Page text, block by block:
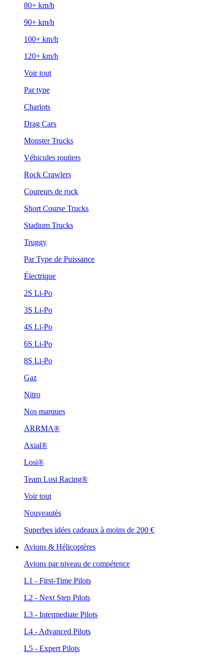
80+ km/h
90+ km/h
100+ km/h
120+ km/h
Voir tout
Par type
Chariots
Drag Cars
Monster Trucks
Véhicules routiers
Rock Crawlers
Coureurs de rock
Short Course Trucks
Stadium Trucks
Truggy
Par Type de Puissance
Électrique
2S Li-Po
3S Li-Po
4S Li-Po
6S Li-Po
8S Li-Po
Gaz
Nitro
Nos marques
ARRMA®
Axial®
Losi®
Team Losi Racing®
Voir tout
Nouveautés
Superbes idées cadeaux à moins de 200 €
Avions & Hélicoptères
Avions par niveau de compétence
L1 - First-Time Pilots
L2 - Next Step Pilots
L3 - Intermediate Pilots
L4 - Advanced Pilots
L5 - Expert Pilots